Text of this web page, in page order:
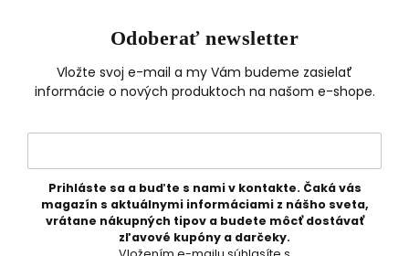
Odoberať newsletter
Vložte svoj e-mail a my Vám budeme zasielať
informácie o nových produktoch na našom e-shope.
Prihláste sa a buďte s nami v kontakte. Čaká vás
magazín s aktuálnymi informáciami z nášho sveta,
vrátane nákupných tipov a budete môcť dostávať
zľavové kupóny a darčeky.